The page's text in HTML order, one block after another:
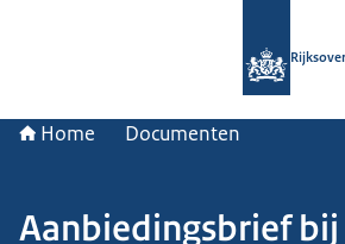
Home Documenten
Aanbiedingsbrief bij